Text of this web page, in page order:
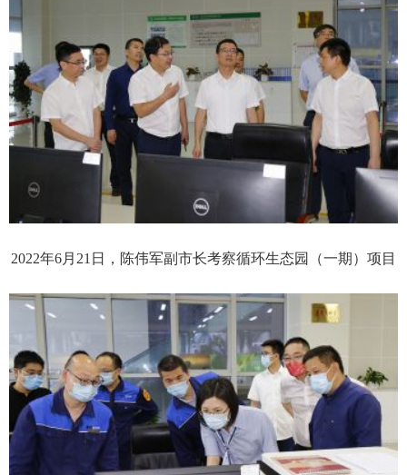
2022年6月21日，陈伟军副市长考察循环生态园（一期）项目